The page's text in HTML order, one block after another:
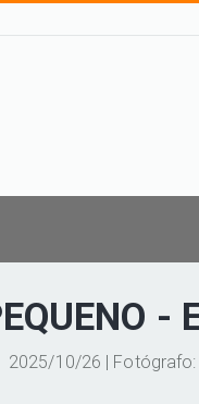
-
2025/10/26 | Fotógrafo: